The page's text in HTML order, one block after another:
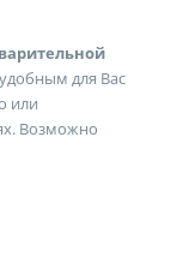
для Вас
или
Возможно